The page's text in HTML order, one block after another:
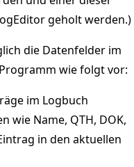
geholt werden.)
die Datenfelder im
wie folgt vor:
im Logbuch
wie Name, QTH, DOK,
in den aktuellen